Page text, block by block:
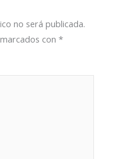
no será publicada.
con*